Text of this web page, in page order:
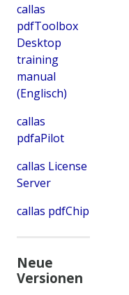
callas
pdfToolbox
Desktop
training
manual
(Englisch)
callas
pdfaPilot
callas License
Server
callas pdfChip
Neue
Versionen